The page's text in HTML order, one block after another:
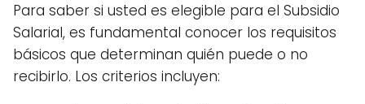
Para saber si usted es elegible para el Subsidio
Salarial, es fundamental conocer los requisitos
básicos que determinan quién puede o no
recibirlo. Los criterios incluyen: